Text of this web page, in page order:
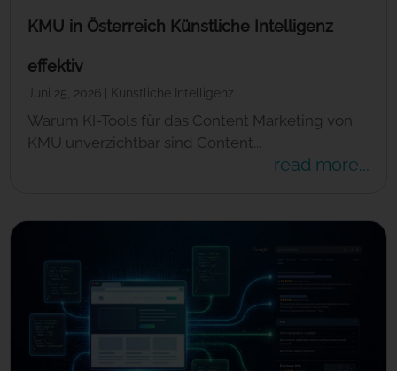
KMU in Österreich Künstliche Intelligenz
effektiv
Juni 25, 2026 Künstliche Intelligenz
Warum KI-Tools für das Content Marketing von
KMU unverzichtbar sind Content...
read more...